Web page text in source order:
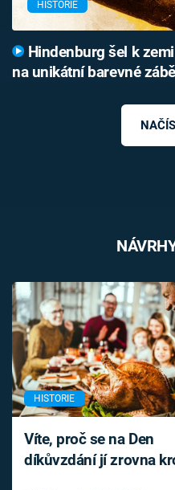
HISTORIE
Hindenburg šel k
na unikátní barevné
HISTORIE
Víte, proč se na Den
díkůvzdání jí zrovna